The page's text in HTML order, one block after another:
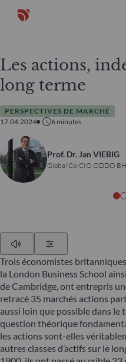
Les actions,
long terme
PERSPECTIVES DE MARCHÉ
17.04.2024
6 minutes
Prof. Dr. Jan VIEBIG
Global Co-CIO ODDO
Trois économistes
la London Business School
de Cambridge, ont entrepris
retracé 35 marchés actions
aussi loin que possible dans le
question théorique
les actions sont-elles
autres classes d’actifs sur le